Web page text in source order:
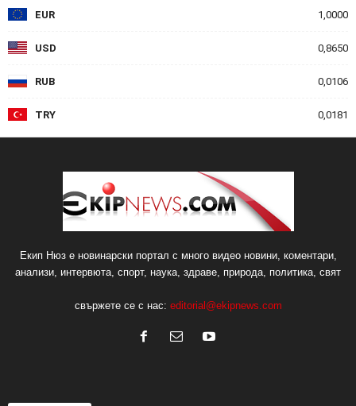
EUR 1,0000
USD 0,8650
RUB 0,0106
TRY 0,0181
Екип Нюз е новинарски портал с много видео новини, коментари,
анализи, интервюта, спорт, наука, здраве, природа, политика, свят
свържете се с нас: editorial@ekipnews.com